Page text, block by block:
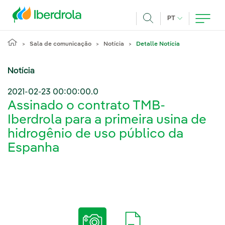
PT IDIOMA ATUAL,
Sala de comunicação Notícia Detalle Notícia
Notícia
2021-02-23 00:00:00.0
Assinado o contrato TMB-
Iberdrola para a primeira usina de
hidrogênio de uso público da
Espanha